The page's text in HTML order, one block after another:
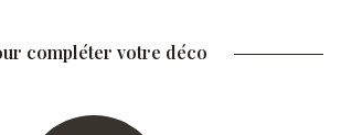
compléter votre déco